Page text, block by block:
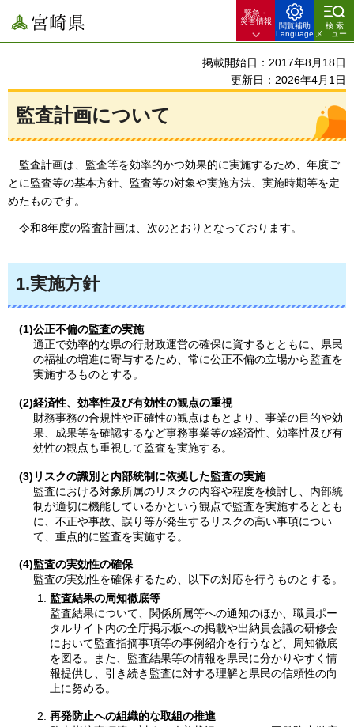
宮崎県
緊急・
災害情報
閲覧補助
Language
検索
メニュー
掲載開始日：2017年8月18日
更新日：2026年4月1日
監査計画について
監査計画は、 監査等を効率的かつ効果的に実施するため、年度ご
とに監査等の基本方針、監査等の対象や実施方法、実施時期等を定
めたものです。
令和8年度の監査計画は、 次のとおりとなっております。
1.実施方針
(1)公正不偏の監査の実施
適正で効率的な県の行財政運営の確保に資するとともに、県民
の福祉の増進に寄与するため、常に公正不偏の立場から監査を
実施するものとする。
(2)経済性、効率性及び有効性の観点の重視
財務事務の合規性や正確性の観点はもとより、事業の目的や効
果、成果等を確認するなど事務事業等の経済性、効率性及び有
効性の観点も重視して監査を実施する。
(3)リスクの識別と内部統制に依拠した監査の実施
監査における対象所属のリスクの内容や程度を検討し、内部統
制が適切に機能しているかという観点で監査を実施するととも
に、不正や事故、誤り等が発生するリスクの高い事項につい
て、重点的に監査を実施する。
(4)監査の実効性の確保
監査の実効性を確保するため、以下の対応を行うものとする。
監査結果の周知徹底等
監査結果について、関係所属等への通知のほか、職員ポー
タルサイト内の全庁掲示板への掲載や出納員会議の研修会
において監査指摘事項等の事例紹介を行うなど、周知徹底
を図る。また、監査結果等の情報を県民に分かりやすく情
報提供し、引き続き監査に対する理解と県民の信頼性の向
上に努める。
再発防止への組織的な取組の推進